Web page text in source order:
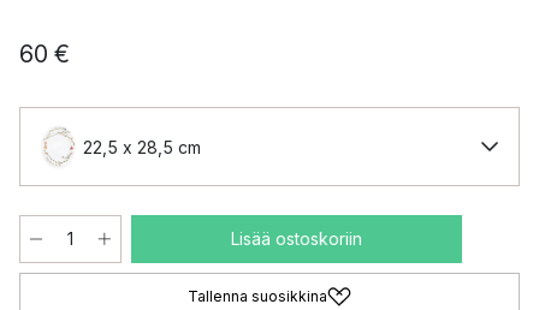
60 €
22,5 x 28,5 cm
Lisää ostoskoriin
Tallenna suosikkina